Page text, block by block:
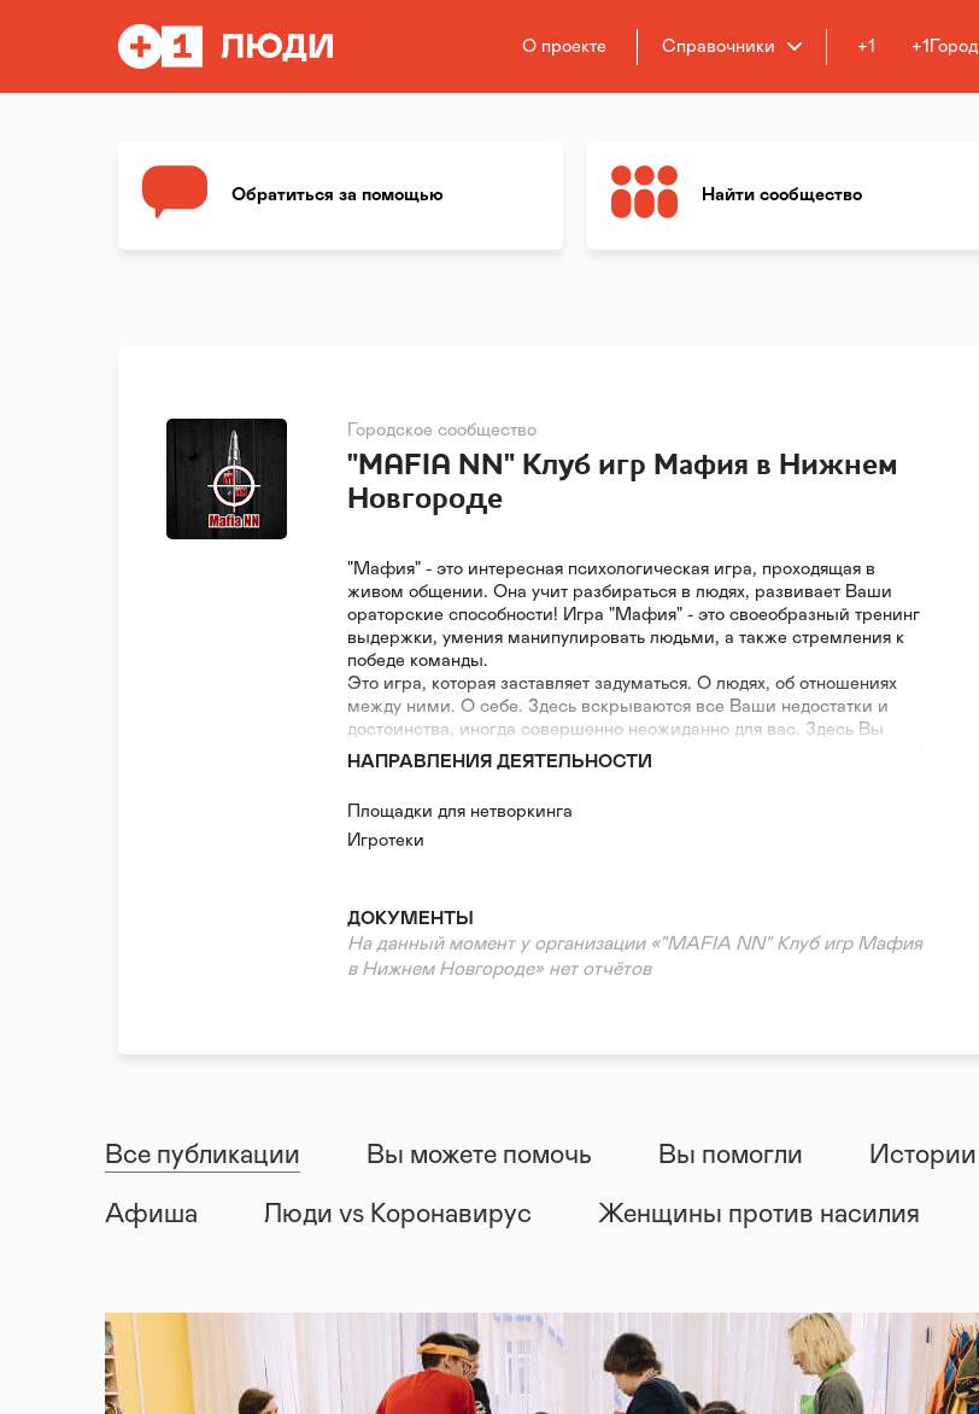
О проекте Справочники +1 +1Город
Обратиться за помощью Найти сообщество
Городское сообщество
"MAFIA NN" Клуб игр Мафия в Нижнем
Новгороде
"Мафия" - это интересная психологическая игра, проходящая в
живом общении. Она учит разбираться в людях, развивает Ваши
ораторские способности! Игра "Мафия" - это своеобразный тренинг
выдержки, умения манипулировать людьми, а также стремления к
победе команды.
Это игра, которая заставляет задуматься. О людях, об отношениях
между ними. О себе. Здесь вскрываются все Ваши недостатки и
достоинства, иногда совершенно неожиданно для вас. Здесь Вы
начинаете лучше видеть и понимать мотивы поведения других людей.
Приходите и убедитесь в этом сами!
Игры проходят каждую среду, пятницу, воскресенье!
НАПРАВЛЕНИЯ ДЕЯТЕЛЬНОСТИ
Площадки для нетворкинга
Игротеки
ДОКУМЕНТЫ
На данный момент у организации «"MAFIA NN" Клуб игр Мафия
в Нижнем Новгороде» нет отчётов
Все публикации Вы можете помочь Вы помогли Истории
Афиша Люди vs Коронавирус Женщины против насилия